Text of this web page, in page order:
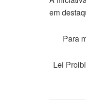
em
Para
Lei